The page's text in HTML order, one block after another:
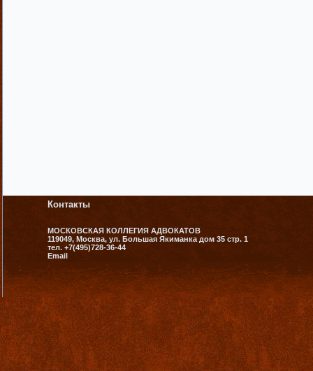
Контакты
МОСКОВСКАЯ КОЛЛЕГИЯ АДВОКАТОВ
119049, Москва, ул. Большая Якиманка дом 35 стр. 1
тел. +7(495)728-36-44
Email